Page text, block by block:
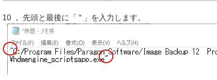
10 ， 先頭と最後に「 “ 」を入力します。